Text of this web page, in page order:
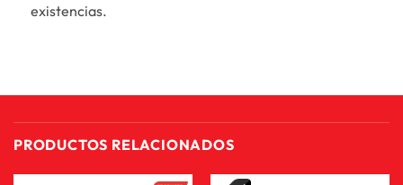
existencias.
PRODUCTOS RELACIONADOS